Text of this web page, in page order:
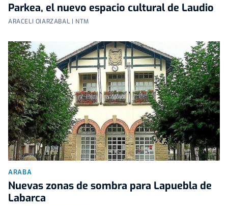
Parkea, el nuevo espacio cultural de Laudio
ARACELI OIARZABAL | NTM
ARABA
Nuevas zonas de sombra para Lapuebla de
Labarca